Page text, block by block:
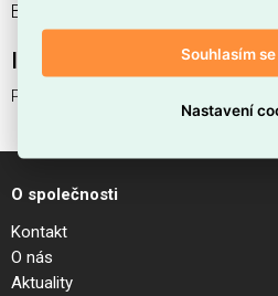
BIANCO je ELSVOS1786453.
Interní název produktu
PING PONG TL2 BIANCO
O společnosti
Kontakt
O nás
Aktuality
Souhlasím
Nastavení